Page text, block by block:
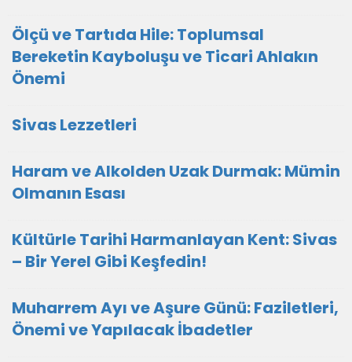
Ölçü ve Tartıda Hile: Toplumsal
Bereketin Kayboluşu ve Ticari Ahlakın
Önemi
Sivas Lezzetleri
Haram ve Alkolden Uzak Durmak: Mümin
Olmanın Esası
Kültürle Tarihi Harmanlayan Kent: Sivas
– Bir Yerel Gibi Keşfedin!
Muharrem Ayı ve Aşure Günü: Faziletleri,
Önemi ve Yapılacak İbadetler